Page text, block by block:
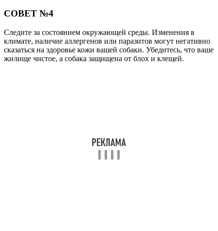
СОВЕТ №4
Следите за состоянием окружающей среды. Изменения в
климате, наличие аллергенов или паразитов могут негативно
сказаться на здоровье кожи вашей собаки. Убедитесь, что ваше
жилище чистое, а собака защищена от блох и клещей.